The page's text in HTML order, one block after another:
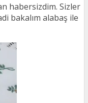
habersizdim. Sizler
bakalım alabaş ile